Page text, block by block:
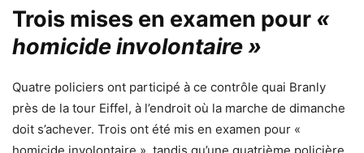
Trois mises en examen pour «
homicide involontaire »
Quatre policiers ont participé à ce contrôle quai Branly
près de la tour Eiffel, à l’endroit où la marche de dimanche
doit s’achever. Trois ont été mis en examen pour «